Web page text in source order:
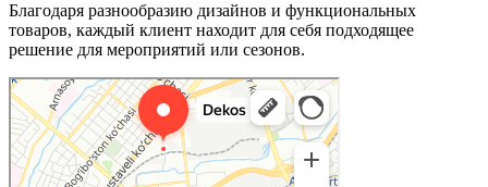
Благодаря разнообразию дизайнов и функциональных
товаров, каждый клиент находит для себя подходящее
решение для мероприятий или сезонов.